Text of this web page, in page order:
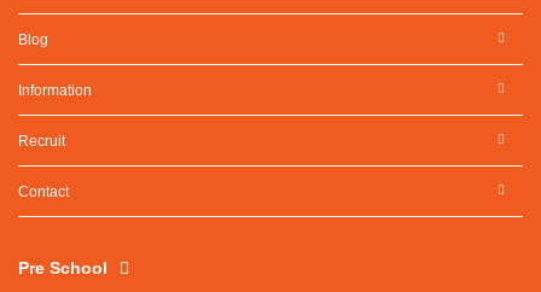
Blog
Information
Recruit
Contact
Pre School